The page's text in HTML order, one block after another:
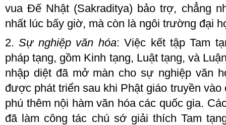
vua Đế Nhật (Sakraditya) bảo trợ, chẳng
nhất lúc bấy giờ, mà còn là ngôi trường đại
2.Sự nghiệp văn hóa: Việc kết tậpTam
pháp tạng, gồm Kinh tạng, Luật tạng, và L
nhập diệt đã mở màn cho sự nghiệp văn
được phát triển sau khi Phật giáo truyền
phú thêm nội hàm văn hóa các quốc gia. C
đã làm công tác chú sớ giải thíchTam